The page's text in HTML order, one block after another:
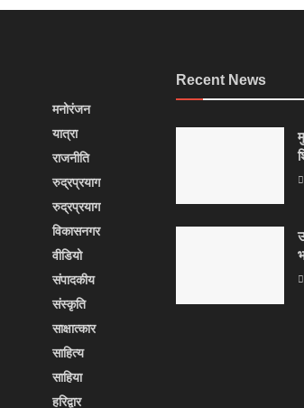
मनोरंजन
यात्रा
राजनीति
रुद्रप्रयाग
रुद्रप्रयाग
विकासनगर
वीडियो
संपादकीय
संस्कृति
साक्षात्कार
साहित्य
साहिया
हरिद्वार
Recent News